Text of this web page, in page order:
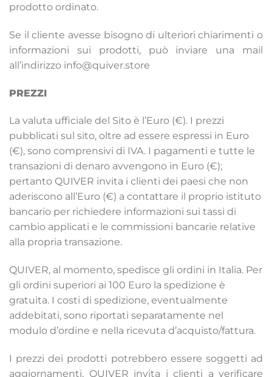
prodotto ordinato.
Se il cliente avesse bisogno di ulteriori chiarimenti o
informazioni sui prodotti, può inviare una mail
all’indirizzo info@quiver.store
PREZZI
La valuta ufficiale del Sito è l’Euro (€). I prezzi
pubblicati sul sito, oltre ad essere espressi in Euro
(€), sono comprensivi di IVA. I pagamenti e tutte le
transazioni di denaro avvengono in Euro (€);
pertanto QUIVER invita i clienti dei paesi che non
aderiscono all’Euro (€) a contattare il proprio istituto
bancario per richiedere informazioni sui tassi di
cambio applicati e le commissioni bancarie relative
alla propria transazione.
QUIVER, al momento, spedisce gli ordini in Italia. Per
gli ordini superiori ai 100 Euro la spedizione è
gratuita. I costi di spedizione, eventualmente
addebitati, sono riportati separatamente nel
modulo d’ordine e nella ricevuta d’acquisto/fattura.
I prezzi dei prodotti potrebbero essere soggetti ad
aggiornamenti, QUIVER invita i clienti a verificare